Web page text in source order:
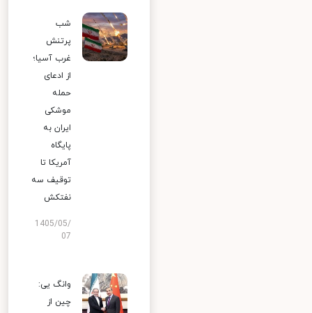
شب
پرتنش
غرب آسیا؛
از ادعای
حمله
موشکی
ایران به
پایگاه
آمریکا تا
توقیف سه
نفتکش
1405/05/
07
وانگ یی:
چین از